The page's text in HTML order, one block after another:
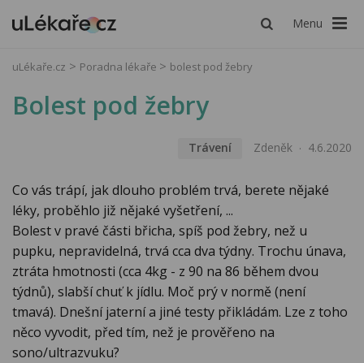
Menu
uLékaře.cz Poradna lékaře bolest pod žebry
Bolest pod žebry
Trávení Zdeněk 4.6.2020
Co vás trápí, jak dlouho problém trvá, berete nějaké
léky, proběhlo již nějaké vyšetření, ...
Bolest v pravé části břicha, spíš pod žebry, než u
pupku, nepravidelná, trvá cca dva týdny. Trochu únava,
ztráta hmotnosti (cca 4kg - z 90 na 86 během dvou
týdnů), slabší chuť k jídlu. Moč prý v normě (není
tmavá). Dnešní jaterní a jiné testy přikládám. Lze z toho
něco vyvodit, před tím, než je prověřeno na
sono/ultrazvuku?